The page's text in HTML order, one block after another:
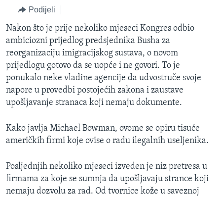
pretragu
SJEDINJENE AMERIČKE DRŽAVE
BOSNA I HERCEGOVINA
SVIJET
NAUKA I TEHNOLOGIJA
SPECIJALNI PROJEKTI
KORUPCIJA
SLOBODA MEDIJA
ŽENSKA STRANA
IZBJEGLIČKA STRANA
O GLASU AMERIKE
Learning English
PRATITE NAS
Podijeli
Nakon što je prije nekoliko mjeseci Kongres odbio
ambiciozni prijedlog predsjednika Busha za
reorganizaciju imigracijskog sustava, o novom
prijedlogu gotovo da se uopće i ne govori. To je
ponukalo neke vladine agencije da udvostruče svoje
napore u provedbi postojećih zakona i zaustave
upošljavanje stranaca koji nemaju dokumente.
Kako javlja Michael Bowman, ovome se opiru tisuće
američkih firmi koje ovise o radu ilegalnih useljenika.
Posljednjih nekoliko mjeseci izveden je niz pretresa u
firmama za koje se sumnja da upošljavaju strance koji
nemaju dozvolu za rad. Od tvornice kože u saveznoj